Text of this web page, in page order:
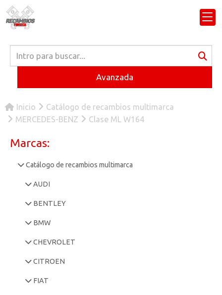
Avanzada
Inicio
Catálogo de recambios multimarca
MERCEDES-BENZ
Clase ML W164
Marcas:
Catálogo de recambios multimarca
AUDI
BENTLEY
BMW
CHEVROLET
CITROEN
FIAT